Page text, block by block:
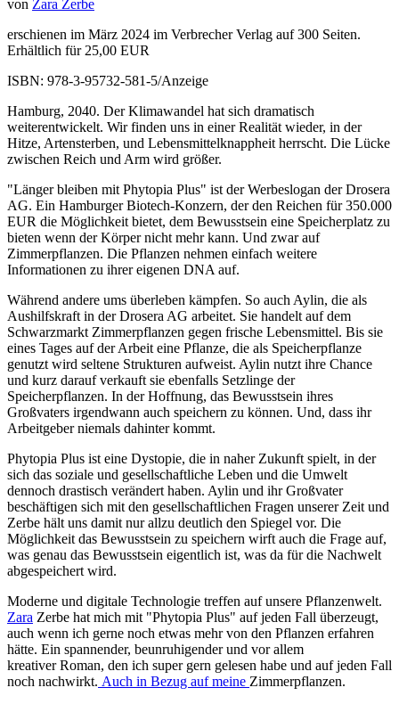
von Zara Zerbe
erschienen im März 2024 im Verbrecher Verlag auf 300 Seiten.
Erhältlich für 25,00 EUR
ISBN: 978-3-95732-581-5/Anzeige
Hamburg, 2040. Der Klimawandel hat sich dramatisch
weiterentwickelt. Wir finden uns in einer Realität wieder, in der
Hitze, Artensterben, und Lebensmittelknappheit herrscht. Die Lücke
zwischen Reich und Arm wird größer.
"Länger bleiben mit Phytopia Plus" ist der Werbeslogan der Drosera
AG. Ein Hamburger Biotech-Konzern, der den Reichen für 350.000
EUR die Möglichkeit bietet, dem Bewusstsein eine Speicherplatz zu
bieten wenn der Körper nicht mehr kann. Und zwar auf
Zimmerpflanzen. Die Pflanzen nehmen einfach weitere
Informationen zu ihrer eigenen DNA auf.
Während andere ums überleben kämpfen. So auch Aylin, die als
Aushilfskraft in der Drosera AG arbeitet. Sie handelt auf dem
Schwarzmarkt Zimmerpflanzen gegen frische Lebensmittel. Bis sie
eines Tages auf der Arbeit eine Pflanze, die als Speicherpflanze
genutzt wird seltene Strukturen aufweist. Aylin nutzt ihre Chance
und kurz darauf verkauft sie ebenfalls Setzlinge der
Speicherpflanzen. In der Hoffnung, das Bewusstsein ihres
Großvaters irgendwann auch speichern zu können. Und, dass ihr
Arbeitgeber niemals dahinter kommt.
Phytopia Plus ist eine Dystopie, die in naher Zukunft spielt, in der
sich das soziale und gesellschaftliche Leben und die Umwelt
dennoch drastisch verändert haben. Aylin und ihr Großvater
beschäftigen sich mit den gesellschaftlichen Fragen unserer Zeit und
Zerbe hält uns damit nur allzu deutlich den Spiegel vor. Die
Möglichkeit das Bewusstsein zu speichern wirft auch die Frage auf,
was genau das Bewusstsein eigentlich ist, was da für die Nachwelt
abgespeichert wird.
Moderne und digitale Technologie treffen auf unsere Pflanzenwelt.
Zara Zerbe hat mich mit "Phytopia Plus" auf jeden Fall überzeugt,
auch wenn ich gerne noch etwas mehr von den Pflanzen erfahren
hätte. Ein spannender, beunruhigender und vor allem
kreativer Roman, den ich super gern gelesen habe und auf jeden Fall
noch nachwirkt. Auch in Bezug auf meine Zimmerpflanzen.